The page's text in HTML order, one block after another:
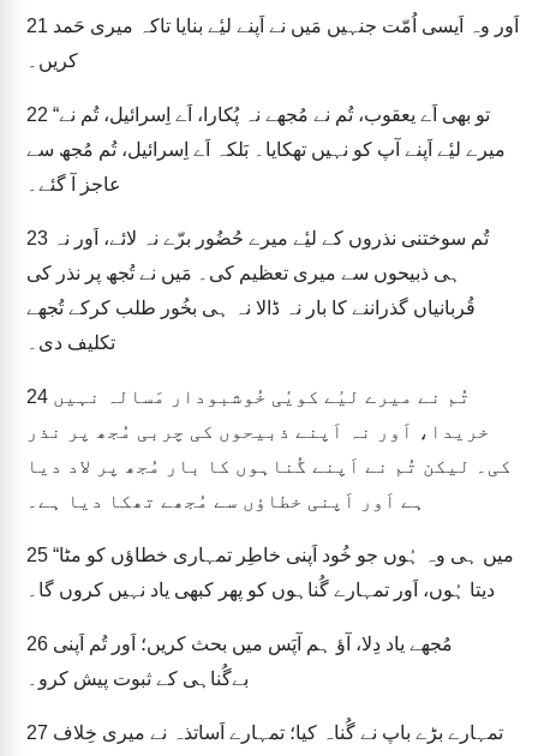
21
کریں۔
22 “تو بھی اَے یعقوب، تُم نے مُجھے نہ پُکارا، اَے اِسرائیل، تُم نے
میرے لیٔے اَپنے آپ کو نہیں تھکایا۔ بَلکہ اَے اِسرائیل، تُم مُجھ سے
عاجز آ گئے۔
23
ہی ذبیحوں سے میری تعظیم کی۔ مَیں نے تُجھ پر نذر کی
قُربانیاں گذراننے کا بار نہ ڈالا نہ ہی بخُور طلب کرکے تُجھے
تکلیف دی۔
24
خریدا، اَور نہ اَپنے ذبیحوں کی چربی مُجھ پر نذر
کی۔ لیکن تُم نے اَپنے گُناہوں کا بار مُجھ پر لاد دیا
ہے اَور اَپنی خطاؤں سے مُجھے تھکا دیا ہے۔
25 “میں ہی وہ ہُوں جو خُود اَپنی خاطِر تمہاری خطاؤں کو مٹا
دیتا ہُوں، اَور تمہارے گُناہوں کو پھر کبھی یاد نہیں کروں گا۔
26
بےگُناہی کے ثبوت پیش کرو۔
27